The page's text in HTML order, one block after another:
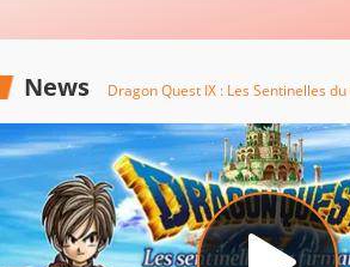
News Dragon Quest IX : Les Sentinelles